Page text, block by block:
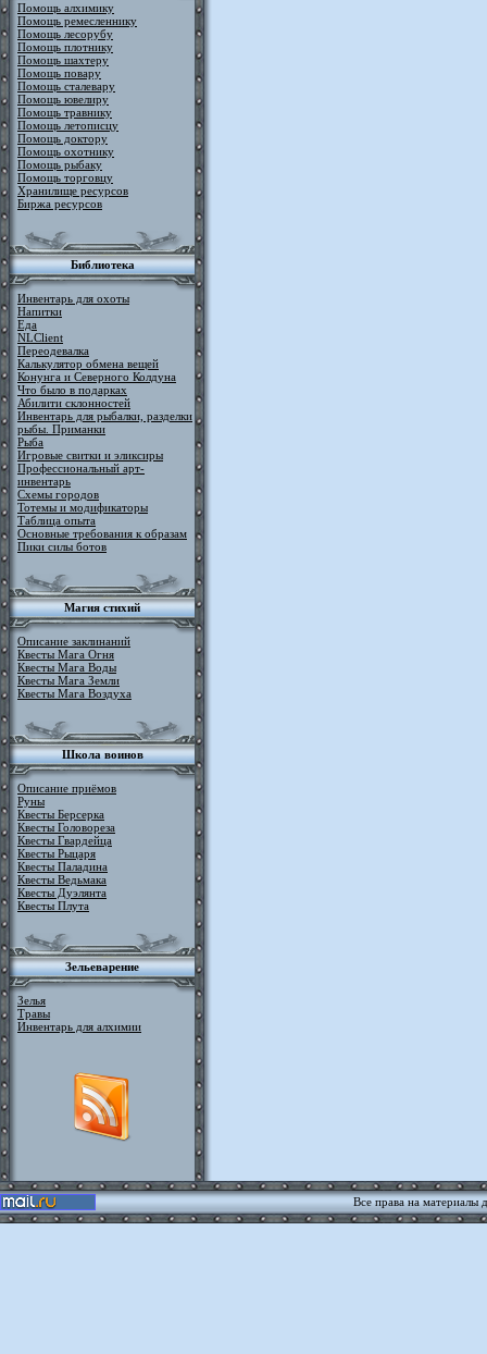
Помощь алхимику
Помощь ремесленнику
Помощь лесорубу
Помощь плотнику
Помощь шахтеру
Помощь повару
Помощь сталевару
Помощь ювелиру
Помощь травнику
Помощь летописцу
Помощь доктору
Помощь охотнику
Помощь рыбаку
Помощь торговцу
Хранилище ресурсов
Биржа ресурсов
Библиотека
Инвентарь для охоты
Напитки
Еда
NLClient
Переодевалка
Калькулятор обмена вещей
Конунга и Северного Колдуна
Что было в подарках
Абилити склонностей
Инвентарь для рыбалки, разделки
рыбы. Приманки
Рыба
Игровые свитки и эликсиры
Профессиональный арт-
инвентарь
Схемы городов
Тотемы и модификаторы
Таблица опыта
Основные требования к образам
Пики силы ботов
Магия стихий
Описание заклинаний
Квесты Мага Огня
Квесты Мага Воды
Квесты Мага Земли
Квесты Мага Воздуха
Школа воинов
Описание приёмов
Руны
Квесты Берсерка
Квесты Головореза
Квесты Гвардейца
Квесты Рыцаря
Квесты Паладина
Квесты Ведьмака
Квесты Дуэлянта
Квесты Плута
Зельеварение
Зелья
Травы
Инвентарь для алхимии
Все права на материалы